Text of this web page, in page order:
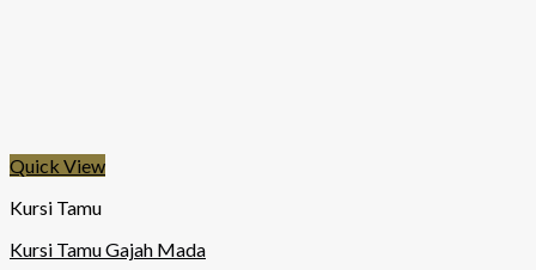
Quick View
Kursi Tamu
Kursi Tamu Gajah Mada